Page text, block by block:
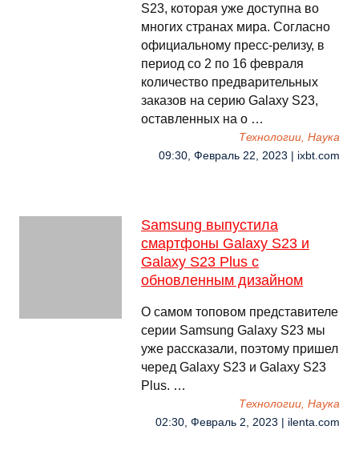
S23, которая уже доступна во
многих странах мира. Согласно
официальному пресс-релизу, в
период со 2 по 16 февраля
количество предварительных
заказов на серию Galaxy S23,
оставленных на о …
Технологии, Наука
09:30, Февраль 22, 2023 | ixbt.com
Samsung выпустила
смартфоны Galaxy S23 и
Galaxy S23 Plus с
обновленным дизайном
О самом топовом представителе
серии Samsung Galaxy S23 мы
уже рассказали, поэтому пришел
черед Galaxy S23 и Galaxy S23
Plus. …
Технологии, Наука
02:30, Февраль 2, 2023 | ilenta.com